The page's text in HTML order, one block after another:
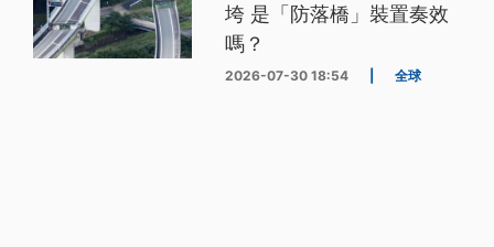
垮 是「防落橋」裝置奏效
嗎？
2026-07-30 18:54 全球